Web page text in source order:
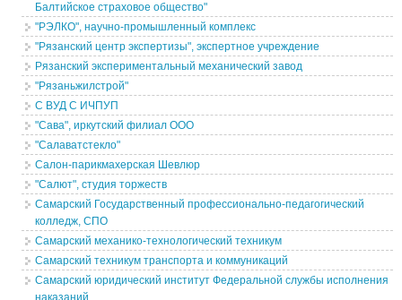
Балтийское страховое общество"
"РЭЛКО", научно-промышленный комплекс
"Рязанский центр экспертизы", экспертное учреждение
Рязанский экспериментальный механический завод
"Рязаньжилстрой"
С ВУД С ИЧПУП
"Сава", иркутский филиал ООО
"Салаватстекло"
Салон-парикмахерская Шевлюр
"Салют", студия торжеств
Самарский Государственный профессионально-педагогический
колледж, СПО
Самарский механико-технологический техникум
Самарский техникум транспорта и коммуникаций
Самарский юридический институт Федеральной службы исполнения
наказаний